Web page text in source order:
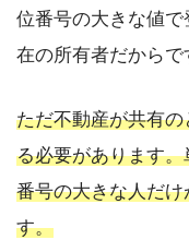
位番号の大きな値
在の所有者だからで
ただ不動産が共有
る必要があります
番号の大きな人だ
す。